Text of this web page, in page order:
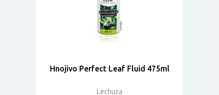
Hnojivo Perfect Leaf Fluid 475ml
Lechuza